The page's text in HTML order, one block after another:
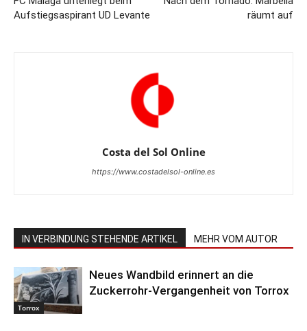
Aufstiegsaspirant UD Levante
räumt auf
Costa del Sol Online
https://www.costadelsol-online.es
IN VERBINDUNG STEHENDE ARTIKEL MEHR VOM AUTOR
Torrox
Neues Wandbild erinnert an die
Zuckerrohr-Vergangenheit von Torrox